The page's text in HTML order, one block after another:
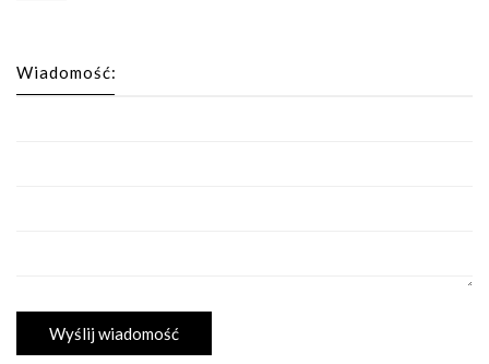
Wiadomość: